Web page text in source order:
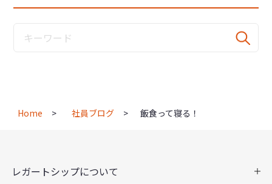
Home 社員ブログ 飯食って寝る！
レガートシップについて